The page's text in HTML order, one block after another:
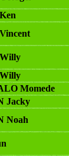
Momede
Jacky
Noah